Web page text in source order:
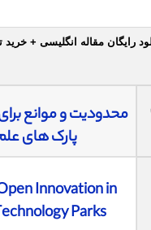
رایگان مقاله انگلیسی +
محدودیت و موانع برای
پارک های
Innovation in
Parks